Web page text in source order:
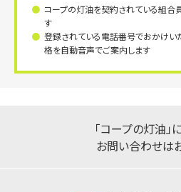
コープの灯油を契約されている組合
す
登録されている電話番号でおかけい
格を自動音声でご案内します
「コープの灯油」
お問い合わせは